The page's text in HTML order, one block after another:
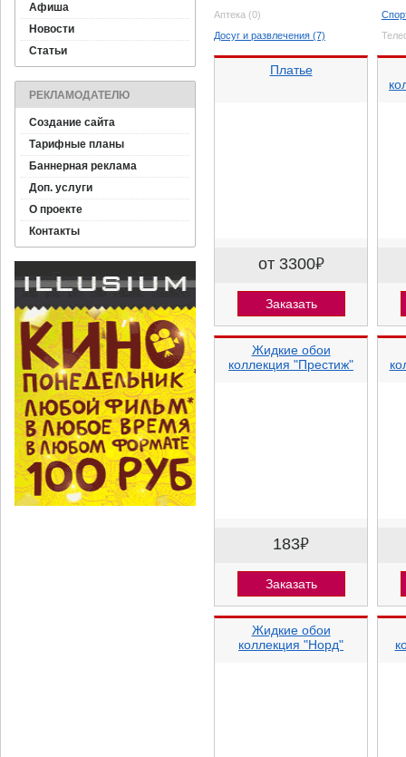
Афиша
Новости
Статьи
РЕКЛАМОДАТЕЛЮ
Создание сайта
Тарифные планы
Баннерная реклама
Доп. услуги
О проекте
Контакты
Аптека (0)
Досуг и развлечения (7)
Платье
от 3300⃏
Заказать
Жидкие обои
коллекция "Престиж"
183⃏
Заказать
Жидкие обои
коллекция "Норд"